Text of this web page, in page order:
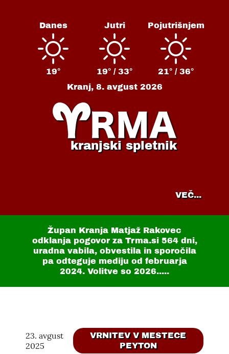
Danes
19°
Jutri
19° / 33°
Pojutrišnjem
21° / 36°
Kranj, 8. avgust 2026
kranjski spletnik
VEČ...
Župan Kranja Matjaž Rakovec
odklanja pogovor za Trma.si 564 dni,
uradna vabila, obvestila in sporočila
pa odteguje mediju od februarja
2024. Volitve so 2026.....
23. avgust
2025
VRNITEV V MESTECE
PEYTON